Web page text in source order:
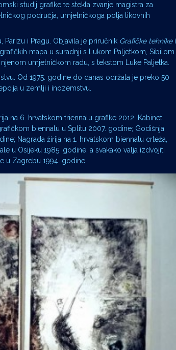
studij grafike te stekla zvanje magistra za
područja, umjetničkoga polja likovnih
i Pragu. Objavila je priručnik Grafičke tehnikei
mapa u suradnji s Lukom Paljetkom, Sibilom
umjetničkom radu, s tekstom Luke Paljetka.
Od 1975. godine do danas održala je preko 50
u zemlji i inozemstvu.
na 6. hrvatskom triennalu grafike 2012. Kabinet
biennalu u Splitu 2007. godine; Godišnja
Nagrada žirija na 1. hrvatskom biennalu crteža,
u Osijeku 1985. godine; a svakako valja izdvojiti
u Zagrebu 1994. godine.